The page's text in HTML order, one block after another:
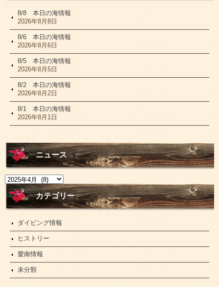
8/8 本日の海情報
2026年8月8日
8/6 本日の海情報
2026年8月6日
8/5 本日の海情報
2026年8月5日
8/2 本日の海情報
2026年8月2日
8/1 本日の海情報
2026年8月1日
ニュース
ニ
ュ
ー
カテゴリー
ダイビング情報
ヒストリー
愛南情報
未分類